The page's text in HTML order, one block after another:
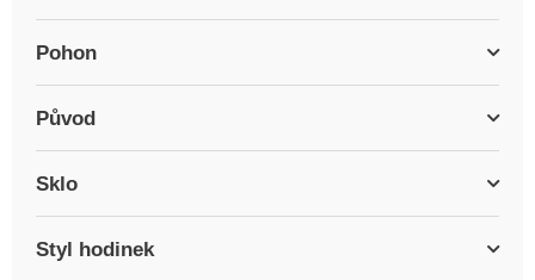
Pohon
Původ
Sklo
Styl hodinek